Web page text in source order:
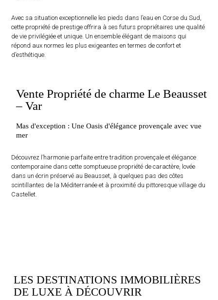
Avec sa situation exceptionnelle les pieds dans l’eau en Corse du Sud,
cette propriété de prestige offrira à ses futurs propriétaires une qualité
de vie privilégiée et unique. Un ensemble élégant de maisons qui
répond aux normes les plus exigeantes en termes de confort et
d’esthétique.
Vente Propriété de charme Le Beausset
– Var
Mas d'exception : Une Oasis d'élégance provençale avec vue
mer
Découvrez l’harmonie parfaite entre tradition provençale et élégance
contemporaine dans cette somptueuse propriété de caractère, lovée
dans un écrin préservé au Beausset, à quelques pas des côtes
scintillantes de la Méditerranée et à proximité du pittoresque village du
Castellet.
LES DESTINATIONS IMMOBILIÈRES
DE LUXE À DÉCOUVRIR